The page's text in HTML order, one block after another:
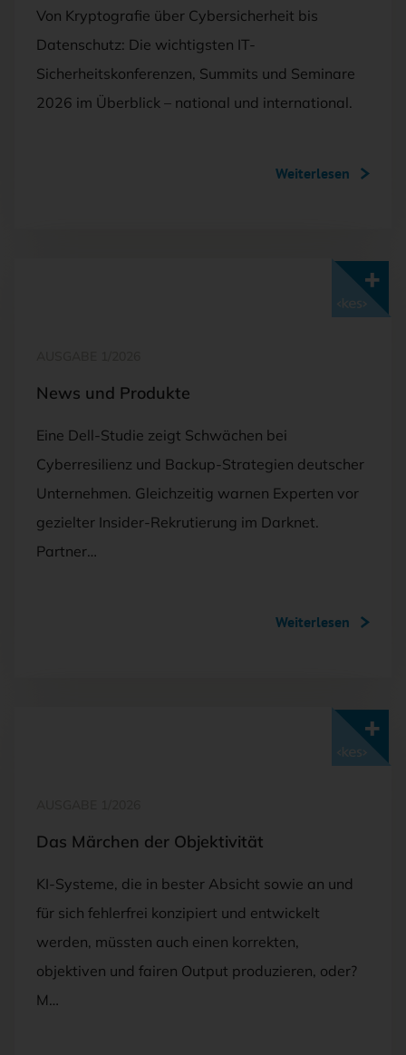
Von Kryptografie über Cybersicherheit bis
Datenschutz: Die wichtigsten IT-
Sicherheitskonferenzen, Summits und Seminare
2026 im Überblick – national und international.
Weiterlesen
News und Produkte
Eine Dell-Studie zeigt Schwächen bei
Cyberresilienz und Backup-Strategien deutscher
Unternehmen. Gleichzeitig warnen Experten vor
gezielter Insider-Rekrutierung im Darknet.
Partner…
Weiterlesen
Das Märchen der Objektivität
KI-Systeme, die in bester Absicht sowie an und
für sich fehlerfrei konzipiert und entwickelt
werden, müssten auch einen korrekten,
objektiven und fairen Output produzieren, oder?
M…